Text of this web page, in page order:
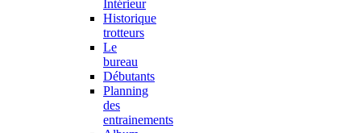
Intérieur
Historique
trotteurs
Le
bureau
Débutants
Planning
des
entrainements